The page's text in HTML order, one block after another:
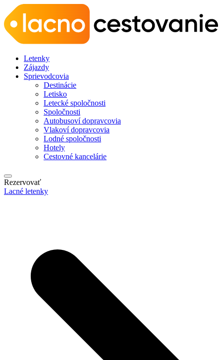
Letenky
Zájazdy
Sprievodcovia
Destinácie
Letisko
Letecké spoločnosti
Spoločnosti
Autobusoví dopravcovia
Vlakoví dopravcovia
Lodné spoločnosti
Hotely
Cestovné kancelárie
Rezervovať
Lacné letenky